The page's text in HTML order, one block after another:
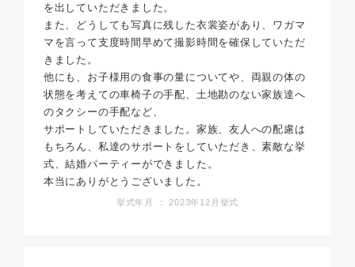
を出していただきました。
また、どうしても写真に残した衣裳姿があり、ワガマ
マを言って支度時間早めて撮影時間を確保していただ
きました。
他にも、お子様用の食事の量についてや、両親の体の
状態を考えての車椅子の手配、土地勘のない家族達へ
のタクシーの手配など、
サポートしていただきました。家族、友人への配慮は
もちろん、私達のサポートをしていただき、素敵な挙
式、結婚パーティーができました。
本当にありがとうございました。
挙式年月 ： 2023年12月挙式